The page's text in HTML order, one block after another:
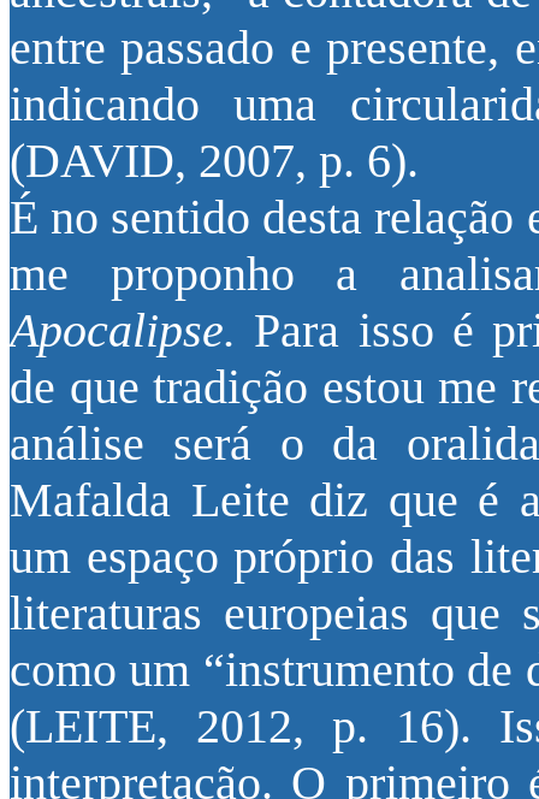
entre passado e presente,
indicando uma
(DAVID, 2007, p. 6).
É no sentido desta relação
me proponho a
Apocalipse. Para isso é
de que tradição estou me
análise será o da
Mafalda Leite diz que é
um espaço próprio das
literaturas europeias que
como um “instrumento de
(LEITE, 2012, p. 16).
interpretação. O primeiro